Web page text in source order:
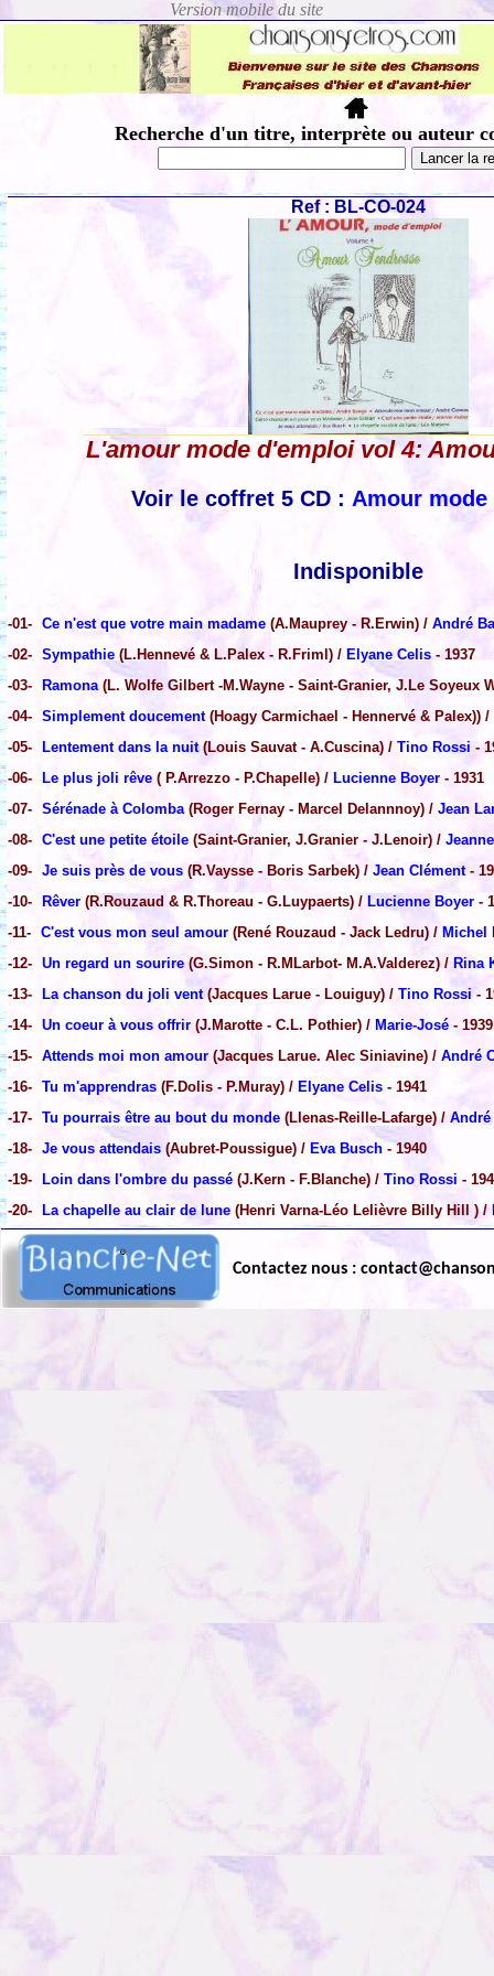
Recherche d'un titre, interprète ou auteur
Ref : BL-CO-024
L'amour mode d'emploi vol 4:
Voir le coffret 5 CD : Amour
Indisponible
-01- Ce n'est que votre main madame (A.Mauprey - R.Erwin) / André
-02- Sympathie (L.Hennevé & L.Palex - R.Friml) / Elyane Celis - 1937
-03- Ramona (L. Wolfe Gilbert -M.Wayne - Saint-Granier, J.Le Soyeux
-04- Simplement doucement (Hoagy Carmichael - Hennervé & Palex)) /
-05- Lentement dans la nuit (Louis Sauvat - A.Cuscina) / Tino Rossi -
-06- Le plus joli rêve ( P.Arrezzo - P.Chapelle) / Lucienne Boyer - 1931
-07- Sérénade à Colomba (Roger Fernay - Marcel Delannnoy) / Jean
-08- C'est une petite étoile (Saint-Granier, J.Granier - J.Lenoir) /
-09- Je suis près de vous (R.Vaysse - Boris Sarbek) / Jean Clément-
-10- Rêver (R.Rouzaud & R.Thoreau - G.Luypaerts) / Lucienne Boyer -
-11- C'est vous mon seul amour (René Rouzaud - Jack Ledru) / Michel
-12- Un regard un sourire (G.Simon - R.MLarbot- M.A.Valderez) / Rina
-13- La chanson du joli vent (Jacques Larue - Louiguy) / Tino Rossi -
-14- Un coeur à vous offrir (J.Marotte - C.L. Pothier) / Marie-José - 1939
-15- Attends moi mon amour (Jacques Larue. Alec Siniavine) / André
-16- Tu m'apprendras (F.Dolis - P.Muray) / Elyane Celis - 1941
-17- Tu pourrais être au bout du monde (Llenas-Reille-Lafarge) / André
-18- Je vous attendais (Aubret-Poussigue) / Eva Busch - 1940
-19- Loin dans l'ombre du passé (J.Kern - F.Blanche) / Tino Rossi -
-20- La chapelle au clair de lune (Henri Varna-Léo Lelièvre Billy Hill ) /
Contactez nous :